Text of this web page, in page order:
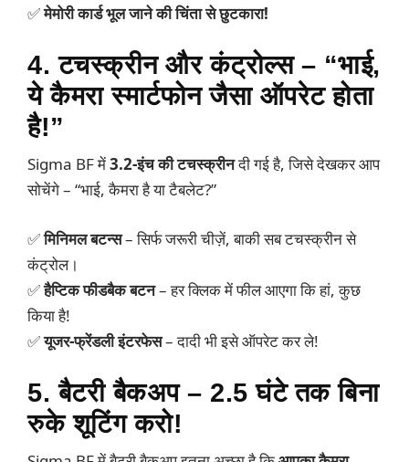
✅मेमोरी कार्ड भूल जाने की चिंता से छुटकारा!
4. टचस्क्रीन और कंट्रोल्स – “भाई,
ये कैमरा स्मार्टफोन जैसा ऑपरेट होता
है!”
Sigma BF में3.2-इंच की टचस्क्रीनदी गई है, जिसे देखकर आप
सोचेंगे – “भाई, कैमरा है या टैबलेट?”
✅मिनिमल बटन्स– सिर्फ जरूरी चीज़ें, बाकी सब टचस्क्रीन से
कंट्रोल।
✅हैप्टिक फीडबैक बटन– हर क्लिक में फील आएगा कि हां, कुछ
किया है!
✅यूजर-फ्रेंडली इंटरफेस– दादी भी इसे ऑपरेट कर ले!
5. बैटरी बैकअप – 2.5 घंटे तक बिना
रुके शूटिंग करो!